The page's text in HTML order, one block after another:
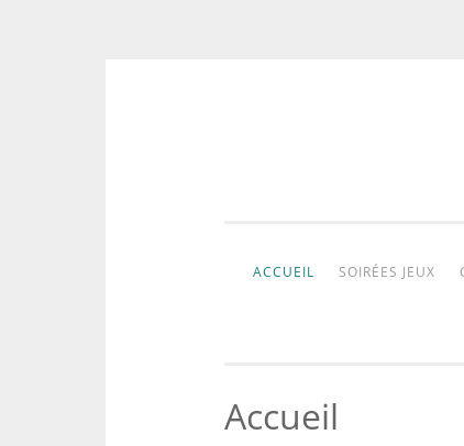
ACCUEIL SOIRÉES JEUX
Accueil